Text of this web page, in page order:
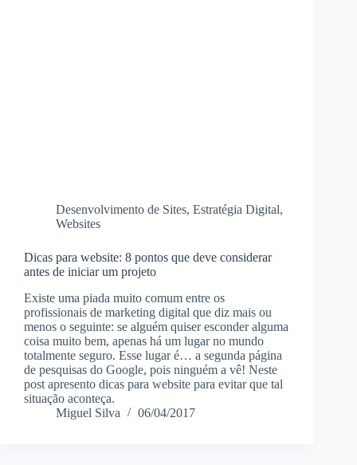
Desenvolvimento de Sites, Estratégia Digital,
Websites
Dicas para website: 8 pontos que deve considerar
antes de iniciar um projeto
Existe uma piada muito comum entre os
profissionais de marketing digital que diz mais ou
menos o seguinte: se alguém quiser esconder alguma
coisa muito bem, apenas há um lugar no mundo
totalmente seguro. Esse lugar é… a segunda página
de pesquisas do Google, pois ninguém a vê! Neste
post apresento dicas para website para evitar que tal
situação aconteça.
Miguel Silva
06/04/2017